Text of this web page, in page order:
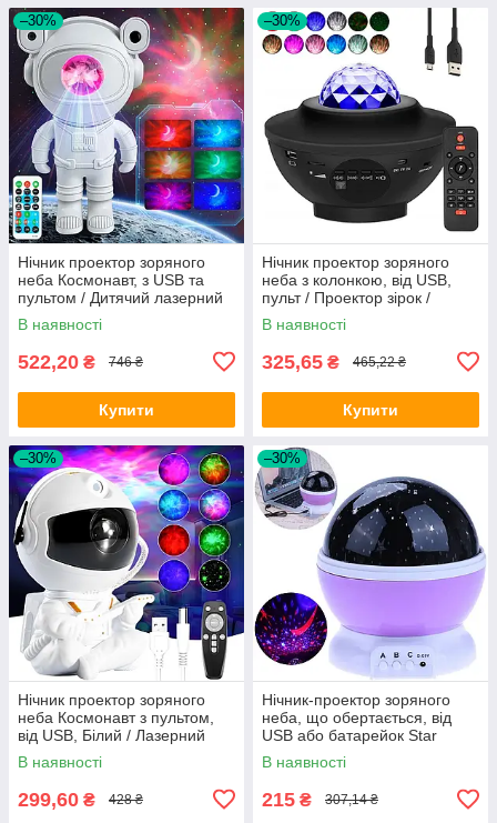
–30%
Нічник проектор зоряного
неба Космонавт, з USB та
пультом / Дитячий лазерний
нічник зіркове небо
В наявності
522,20 ₴ 746 ₴
Купити
–30%
Нічник проектор зоряного
неба з колонкою, від USB,
пульт / Проектор зірок /
Зоряний проектор
В наявності
325,65 ₴ 465,22 ₴
Купити
–30%
Нічник проектор зоряного
неба Космонавт з пультом,
від USB, Білий / Лазерний
проектор / Нічник космонавт
В наявності
299,60 ₴ 428 ₴
–30%
Нічник-проектор зоряного
неба, що обертається, від
USB або батарейок Star
Master Фіолетовий /
Лазерний проектор нічник
В наявності
215 ₴ 307,14 ₴